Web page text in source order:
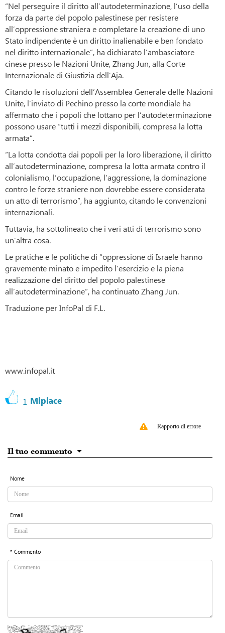
“Nel perseguire il diritto all’autodeterminazione, l’uso della
forza da parte del popolo palestinese per resistere
all’oppressione straniera e completare la creazione di uno
Stato indipendente è un diritto inalienabile e ben fondato
nel diritto internazionale”, ha dichiarato l’ambasciatore
cinese presso le Nazioni Unite, Zhang Jun, alla Corte
Internazionale di Giustizia dell’Aja.
Citando le risoluzioni dell’Assemblea Generale delle Nazioni
Unite, l’inviato di Pechino presso la corte mondiale ha
affermato che i popoli che lottano per l’autodeterminazione
possono usare “tutti i mezzi disponibili, compresa la lotta
armata”.
“La lotta condotta dai popoli per la loro liberazione, il diritto
all’autodeterminazione, compresa la lotta armata contro il
colonialismo, l’occupazione, l’aggressione, la dominazione
contro le forze straniere non dovrebbe essere considerata
un atto di terrorismo”, ha aggiunto, citando le convenzioni
internazionali.
Tuttavia, ha sottolineato che i veri atti di terrorismo sono
un’altra cosa.
Le pratiche e le politiche di “oppressione di Israele hanno
gravemente minato e impedito l’esercizio e la piena
realizzazione del diritto del popolo palestinese
all’autodeterminazione”, ha continuato Zhang Jun.
Traduzione per InfoPal di F.L.
www.infopal.it
1 Mipiace
Rapporto di errore
Il tuo commento
Nome
Email
* Commento